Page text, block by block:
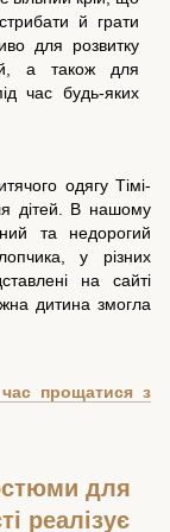
й грати
для розвитку
а також для
час будь-яких
одягу Тімі-
дітей. В нашому
та недорогий
у різних
на сайті
дитина змогла
прощатися з
для
реалізує